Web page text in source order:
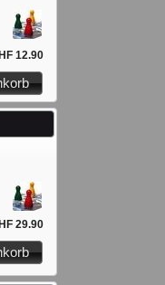
12.90
29.90